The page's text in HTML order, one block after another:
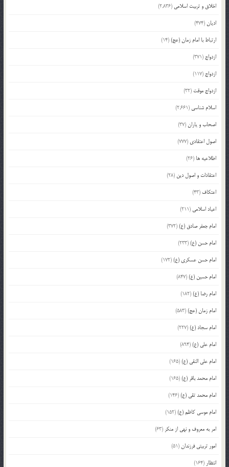
اخلاق و تربیت اسلامی (2,836)
ادیان(474)
ارتباط با امام زمان (عج)(14)
ازدواج (371)
ازدواج (117)
ازدواج موقت (32)
اسلام شناسی (2,661)
اصحاب و یاران(37)
اصول اعتقادی (777)
اطلاعیه ها (26)
اعتقادات و اصول دین (28)
اعتکاف (43)
اعیاد اسلامی (211)
امام جعفر صادق (ع)(372)
امام حسن (ع)(233)
امام حسن عسکری (ع)(172)
امام حسین (ع)(847)
امام رضا (ع)(182)
امام زمان (عج)(583)
امام سجاد (ع)(227)
امام علی (ع)(894)
امام علی النقی (ع)(165)
امام محمد باقر (ع)(165)
امام محمد تقی (ع)(146)
امام موسی کاظم (ع)(152)
امر به معروف و نهی از منکر (63)
امور تربیتی فرزندان(51)
انتظار (164)